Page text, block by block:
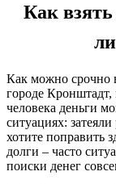
Как взять
Как можно срочно
городе
человека деньги
ситуациях:
хотите поправить
долги – часто
поиски денег